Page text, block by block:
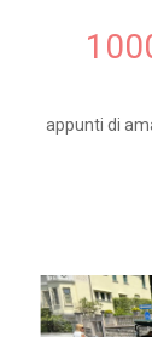
appunti di